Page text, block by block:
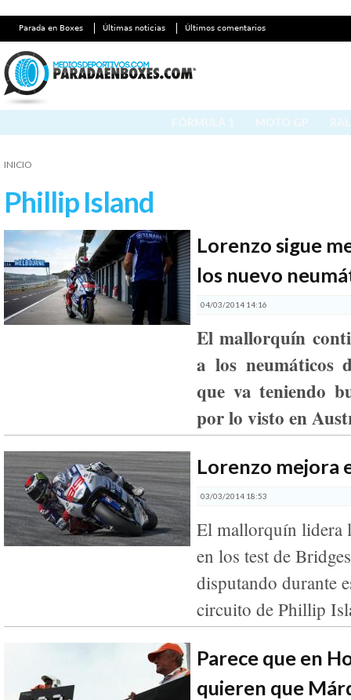
Parada en Boxes Últimas noticias Últimos comentarios
INICIO
Phillip Island
Lorenzo sigue
los nuevo
04/03/2014 14:16
El mallorquín
a los neumáticos
que va teniendo
por lo visto en
Lorenzo mejora
03/03/2014 18:53
El mallorquín lidera
en los test de
disputando durante
circuito de Phillip
Parece que en
quieren que